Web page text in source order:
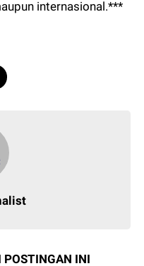
internasional.***
POSTINGAN INI